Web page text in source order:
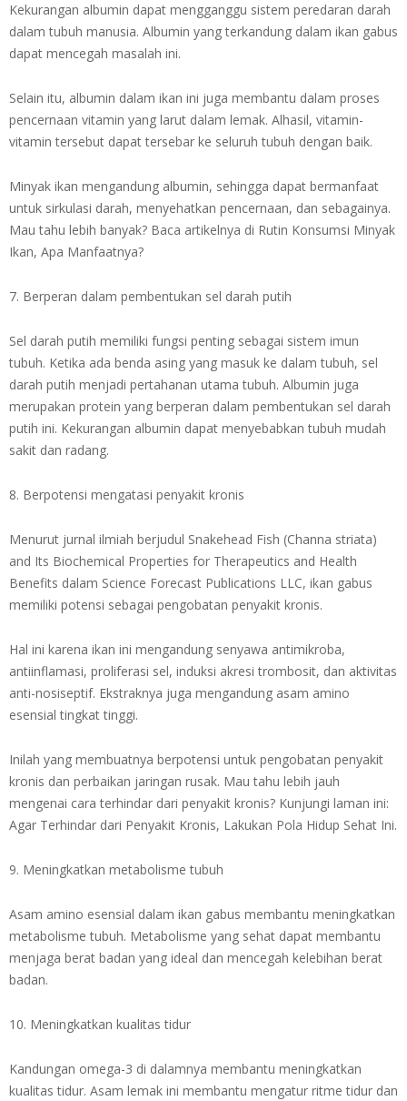
Kekurangan albumin dapat mengganggu sistem peredaran darah
dalam tubuh manusia. Albumin yang terkandung dalam ikan gabus
dapat mencegah masalah ini.
Selain itu, albumin dalam ikan ini juga membantu dalam proses
pencernaan vitamin yang larut dalam lemak. Alhasil, vitamin-
vitamin tersebut dapat tersebar ke seluruh tubuh dengan baik.
Minyak ikan mengandung albumin, sehingga dapat bermanfaat
untuk sirkulasi darah, menyehatkan pencernaan, dan sebagainya.
Mau tahu lebih banyak? Baca artikelnya di Rutin Konsumsi Minyak
Ikan, Apa Manfaatnya?
7. Berperan dalam pembentukan sel darah putih
Sel darah putih memiliki fungsi penting sebagai sistem imun
tubuh. Ketika ada benda asing yang masuk ke dalam tubuh, sel
darah putih menjadi pertahanan utama tubuh. Albumin juga
merupakan protein yang berperan dalam pembentukan sel darah
putih ini. Kekurangan albumin dapat menyebabkan tubuh mudah
sakit dan radang.
8. Berpotensi mengatasi penyakit kronis
Menurut jurnal ilmiah berjudul Snakehead Fish (Channa striata)
and Its Biochemical Properties for Therapeutics and Health
Benefits dalam Science Forecast Publications LLC, ikan gabus
memiliki potensi sebagai pengobatan penyakit kronis.
Hal ini karena ikan ini mengandung senyawa antimikroba,
antiinflamasi, proliferasi sel, induksi akresi trombosit, dan aktivitas
anti-nosiseptif. Ekstraknya juga mengandung asam amino
esensial tingkat tinggi.
Inilah yang membuatnya berpotensi untuk pengobatan penyakit
kronis dan perbaikan jaringan rusak. Mau tahu lebih jauh
mengenai cara terhindar dari penyakit kronis? Kunjungi laman ini:
Agar Terhindar dari Penyakit Kronis, Lakukan Pola Hidup Sehat Ini.
9. Meningkatkan metabolisme tubuh
Asam amino esensial dalam ikan gabus membantu meningkatkan
metabolisme tubuh. Metabolisme yang sehat dapat membantu
menjaga berat badan yang ideal dan mencegah kelebihan berat
badan.
10. Meningkatkan kualitas tidur
Kandungan omega-3 di dalamnya membantu meningkatkan
kualitas tidur. Asam lemak ini membantu mengatur ritme tidur dan